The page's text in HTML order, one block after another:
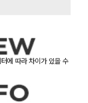
에 따라 차이가 있을 수